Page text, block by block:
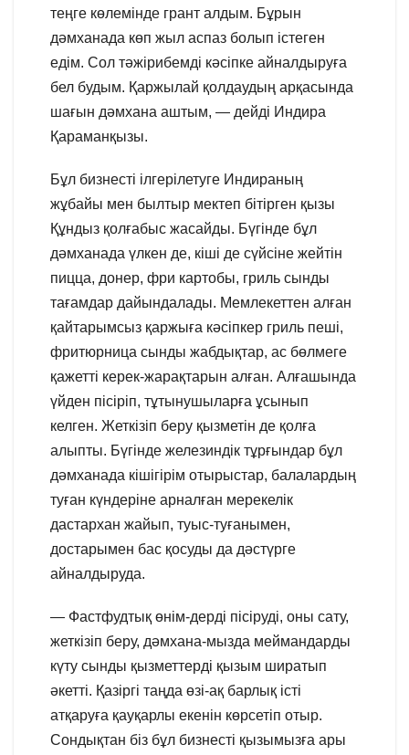
теңге көлемінде грант алдым. Бұрын
дәмханада көп жыл аспаз болып істеген
едім. Сол тәжірибемді кәсіпке айналдыруға
бел будым. Қаржылай қолдаудың арқасында
шағын дәмхана аштым, — дейді Индира
Қараманқызы.
Бұл бизнесті ілгерілетуге Индираның
жұбайы мен былтыр мектеп бітірген қызы
Құндыз қолғабыс жасайды. Бүгінде бұл
дәмханада үлкен де, кіші де сүйсіне жейтін
пицца, донер, фри картобы, гриль сынды
тағамдар дайындалады. Мемлекеттен алған
қайтарымсыз қаржыға кәсіпкер гриль пеші,
фритюрница сынды жабдықтар, ас бөлмеге
қажетті керек-жарақтарын алған. Алғашында
үйден пісіріп, тұтынушыларға ұсынып
келген. Жеткізіп беру қызметін де қолға
алыпты. Бүгінде железиндік тұрғындар бұл
дәмханада кішігірім отырыстар, балалардың
туған күндеріне арналған мерекелік
дастархан жайып, туыс-туғанымен,
достарымен бас қосуды да дәстүрге
айналдыруда.
— Фастфудтық өнім-дерді пісіруді, оны сату,
жеткізіп беру, дәмхана-мызда меймандарды
күту сынды қызметтерді қызым ширатып
әкетті. Қазіргі таңда өзі-ақ барлық істі
атқаруға қауқарлы екенін көрсетіп отыр.
Сондықтан біз бұл бизнесті қызымызға ары